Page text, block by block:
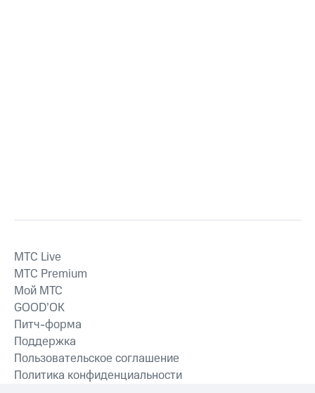
MTС Live
MTС Premium
Мой МТС
GOOD’OK
Питч-форма
Поддержка
Пользовательское соглашение
Политика конфиденциальности